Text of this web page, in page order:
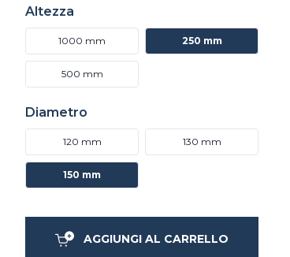
Altezza
1000 mm 250 mm
500 mm
Diametro
120 mm 130 mm
150 mm
AGGIUNGI AL CARRELLO